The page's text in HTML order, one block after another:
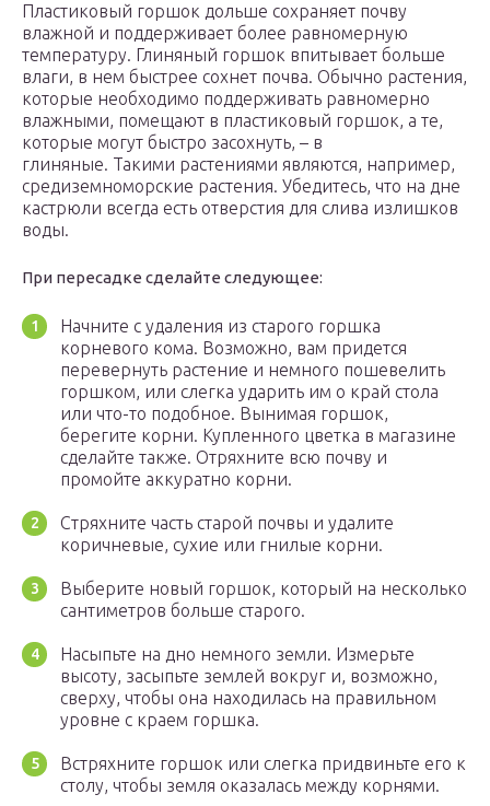
Пластиковый горшок дольше сохраняет почву
влажной и поддерживает более равномерную
температуру. Глиняный горшок впитывает больше
влаги, в нем быстрее сохнет почва. Обычно растения,
которые необходимо поддерживать равномерно
влажными, помещают в пластиковый горшок, а те,
которые могут быстро засохнуть, – в
глиняные. Такими растениями являются, например,
средиземноморские растения. Убедитесь, что на дне
кастрюли всегда есть отверстия для слива излишков
воды.
При пересадке сделайте следующее:
Начните с удаления из старого горшка
корневого кома. Возможно, вам придется
перевернуть растение и немного пошевелить
горшком, или слегка ударить им о край стола
или что-то подобное. Вынимая горшок,
берегите корни. Купленного цветка в магазине
сделайте также. Отряхните всю почву и
промойте аккуратно корни.
Стряхните часть старой почвы и удалите
коричневые, сухие или гнилые корни.
Выберите новый горшок, который на несколько
сантиметров больше старого.
Насыпьте на дно немного земли. Измерьте
высоту, засыпьте землей вокруг и, возможно,
сверху, чтобы она находилась на правильном
уровне с краем горшка.
Встряхните горшок или слегка придвиньте его к
столу, чтобы земля оказалась между корнями.